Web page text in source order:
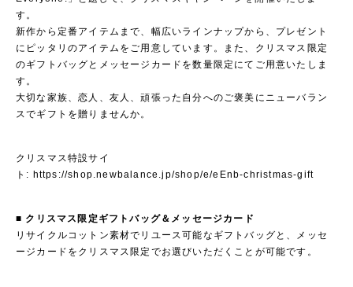
す。
新作から定番アイテムまで、幅広いラインナップから、プレゼント
にピッタリのアイテムをご用意しています。また、クリスマス限定
のギフトバッグとメッセージカードを数量限定にてご用意いたしま
す。
大切な家族、恋人、友人、頑張った自分へのご褒美にニューバラン
スでギフトを贈りませんか。
クリスマス特設サイ
ト: https://shop.newbalance.jp/shop/e/eEnb-christmas-gift
■ クリスマス限定ギフトバッグ＆メッセージカード
リサイクルコットン素材でリユース可能なギフトバッグと、メッセ
ージカードをクリスマス限定でお選びいただくことが可能です。